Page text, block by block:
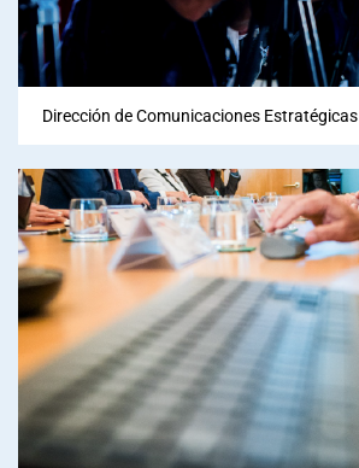
Dirección de Comunicaciones Estratégicas